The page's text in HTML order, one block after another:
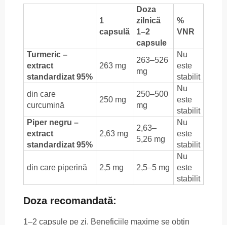
1
capsulă
Doza
zilnică
1–2
capsule
%
VNR
Turmeric –
extract
standardizat 95%
263 mg
263–526
mg
Nu
este
stabilit
din care
curcumină
250 mg
250–500
mg
Nu
este
stabilit
Piper negru –
extract
standardizat 95%
2,63 mg
2,63–
5,26 mg
Nu
este
stabilit
din care piperină 2,5 mg 2,5–5 mg
Nu
este
stabilit
Doza recomandată:
1–2 capsule pe zi. Beneficiile maxime se obțin